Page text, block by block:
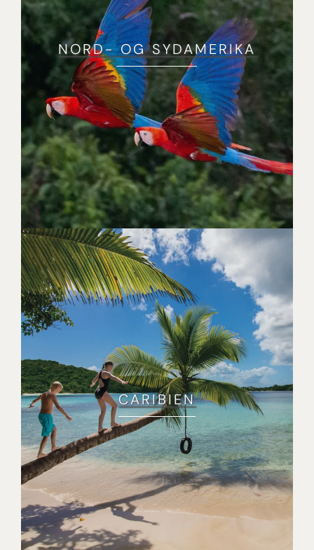
NORD- OG SYDAMERIKA
CARIBIEN